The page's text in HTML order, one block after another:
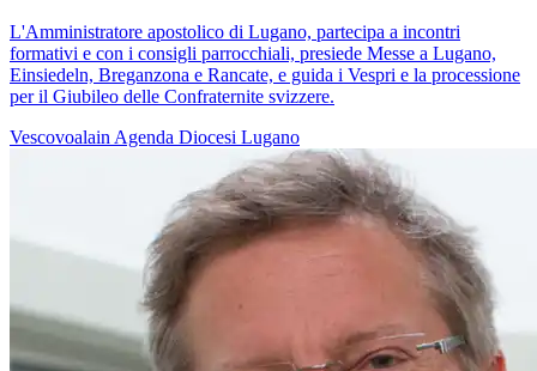
L'Amministratore apostolico di Lugano, partecipa a incontri
formativi e con i consigli parrocchiali, presiede Messe a Lugano,
Einsiedeln, Breganzona e Rancate, e guida i Vespri e la processione
per il Giubileo delle Confraternite svizzere.
Vescovoalain Agenda Diocesi Lugano